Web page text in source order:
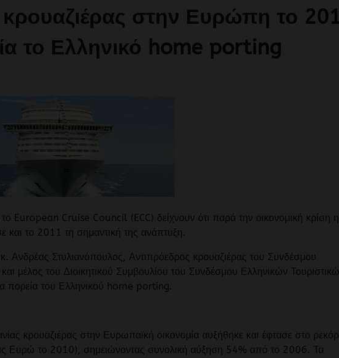
στην Ευρώπη το
το Ελληνικό home porting
European Cruise Council (ECC) δείχνουν ότι παρά την οικονομική κρίση η
και το 2011 τη σημαντική της ανάπτυξη.
Στυλιανόπουλος, Αντιπρόεδρος κρουαζιέρας του Συνδέσμου
μέλος του Διοικητικού Συμβουλίου του Συνδέσμου Ελληνικών
πορεία του Ελληνικού home porting.
κρουαζιέρας στην Ευρωπαϊκή οικονομία αυξήθηκε και έφτασε στο ρεκόρ
Ευρώ το 2010), σημειώνοντας συνολική αύξηση 54% από το 2006. Τα